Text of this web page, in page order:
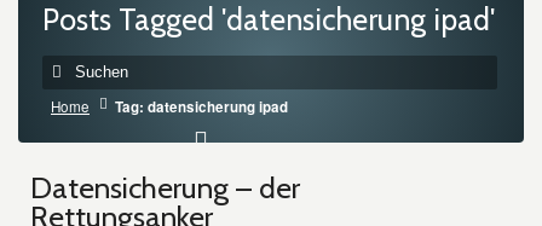
Posts Tagged 'datensicherung ipad'
Home Tag: datensicherung ipad
Datensicherung – der
Rettungsanker